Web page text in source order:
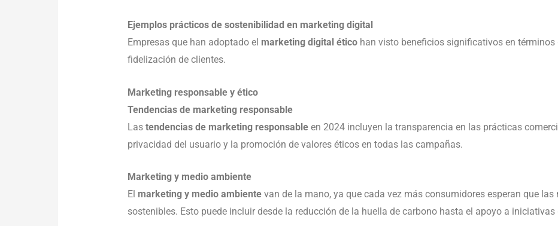
Ejemplos prácticos de sostenibilidad en marketing digital
Empresas que han adoptado el marketing digital ético han visto beneficios significativos en términos
fidelización de clientes.
Marketing responsable y ético
Tendencias de marketing responsable
Lastendencias de marketing responsable en 2024 incluyen la transparencia en las prácticas
privacidad del usuario y la promoción de valores éticos en todas las campañas.
Marketing y medio ambiente
El marketing y medio ambiente van de la mano, ya que cada vez más consumidores esperan que
sostenibles. Esto puede incluir desde la reducción de la huella de carbono hasta el apoyo a iniciativas